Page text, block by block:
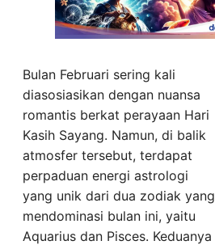
Bulan Februari sering kali
diasosiasikan dengan nuansa
romantis berkat perayaan Hari
Kasih Sayang. Namun, di balik
atmosfer tersebut, terdapat
perpaduan energi astrologi
yang unik dari dua zodiak yang
mendominasi bulan ini, yaitu
Aquarius dan Pisces. Keduanya